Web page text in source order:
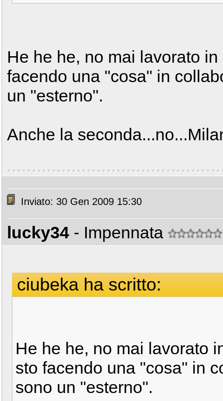
He he he, no mai lavorato
facendo una "cosa" in
un "esterno".
Anche la
Inviato: 30 Gen 2009 15:30
lucky34 - Impennata
ciubeka ha scritto:
He he he, no mai lavorato
sto facendo una "cosa" in
sono un "esterno".